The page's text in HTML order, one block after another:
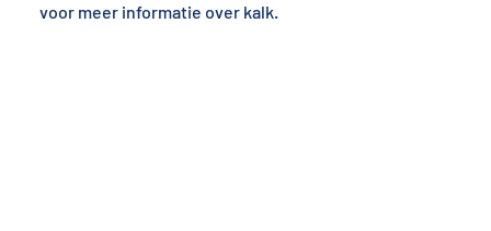
voor meer informatie over kalk.